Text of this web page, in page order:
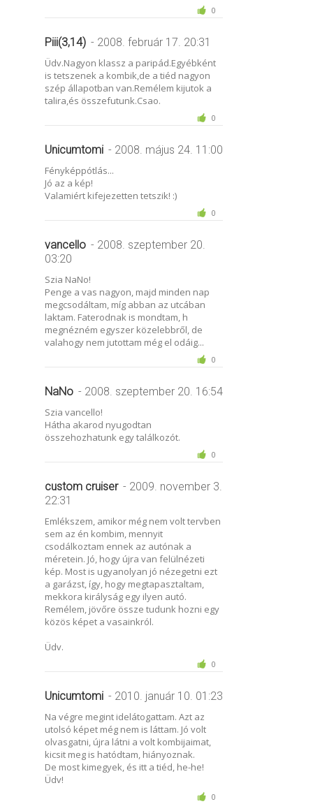
0
Piii(3,14) - 2008. február 17. 20:31
Üdv.Nagyon klassz a paripád.Egyébként
is tetszenek a kombik,de a tiéd nagyon
szép állapotban van.Remélem kijutok a
talira,és összefutunk.Csao.
0
Unicumtomi - 2008. május 24. 11:00
Fényképpótlás...
Jó az a kép!
Valamiért kifejezetten tetszik! :)
0
vancello - 2008. szeptember 20.
03:20
Szia NaNo!
Penge a vas nagyon, majd minden nap
megcsodáltam, míg abban az utcában
laktam. Faterodnak is mondtam, h
megnézném egyszer közelebbről, de
valahogy nem jutottam még el odáig...
0
NaNo - 2008. szeptember 20. 16:54
Szia vancello!
Hátha akarod nyugodtan
összehozhatunk egy találkozót.
0
custom cruiser - 2009. november 3.
22:31
Emlékszem, amikor még nem volt tervben
sem az én kombim, mennyit
csodálkoztam ennek az autónak a
méretein. Jó, hogy újra van felülnézeti
kép. Most is ugyanolyan jó nézegetni ezt
a garázst, így, hogy megtapasztaltam,
mekkora királyság egy ilyen autó.
Remélem, jövőre össze tudunk hozni egy
közös képet a vasainkról.
Üdv.
0
Unicumtomi - 2010. január 10. 01:23
Na végre megint idelátogattam. Azt az
utolsó képet még nem is láttam. Jó volt
olvasgatni, újra látni a volt kombijaimat,
kicsit meg is hatódtam, hiányoznak.
De most kimegyek, és itt a tiéd, he-he!
Üdv!
0